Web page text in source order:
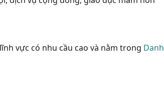
vực có nhu cầu cao và nằm trong Danh